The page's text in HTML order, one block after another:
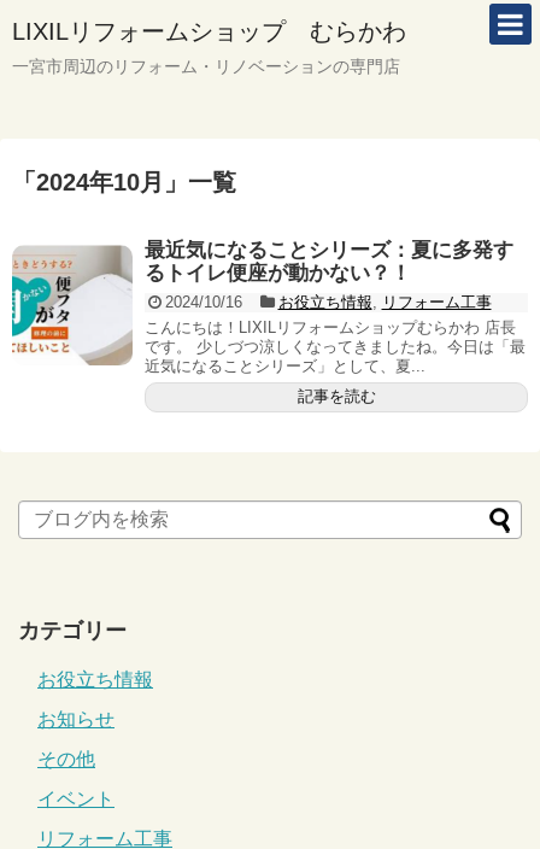
LIXILリフォームショップ むらかわ
一宮市周辺のリフォーム・リノベーションの専門店
「 2024年10月 」 一覧
最近気になることシリーズ：夏に多発す
るトイレ便座が動かない？！
2024/10/16 お役立ち情報
リフォーム工事
こんにちは！LIXILリフォームショップむらかわ 店長
です。 少しづつ涼しくなってきましたね。今日は「最
近気になることシリーズ」として、夏...
記事を読む
カテゴリー
お役立ち情報
お知らせ
その他
イベント
リフォーム工事